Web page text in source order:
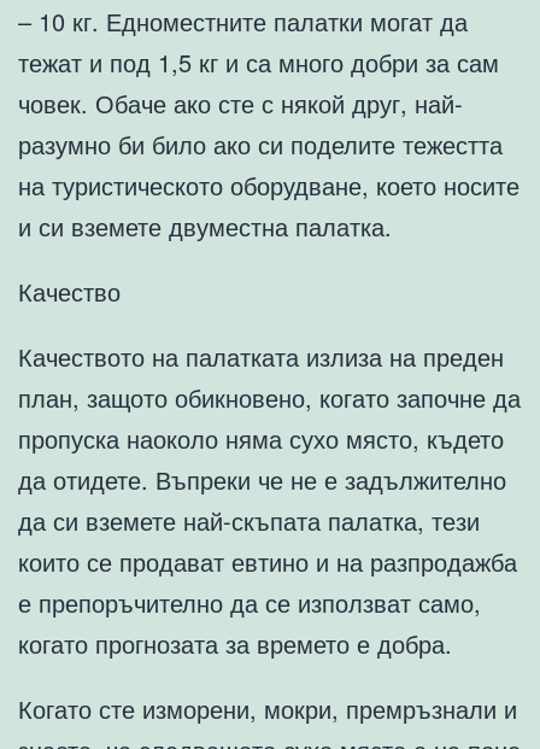
– 10 кг. Едноместните палатки могат да
тежат и под 1,5 кг и са много добри за сам
човек. Обаче ако сте с някой друг, най-
разумно би било ако си поделите тежестта
на туристическото оборудване, което носите
и си вземете двуместна палатка.
Качество
Качеството на палатката излиза на преден
план, защото обикновено, когато започне да
пропуска наоколо няма сухо място, където
да отидете. Въпреки че не е задължително
да си вземете най-скъпата палатка, тези
които се продават евтино и на разпродажба
е препоръчително да се използват само,
когато прогнозата за времето е добра.
Когато сте изморени, мокри, премръзнали и